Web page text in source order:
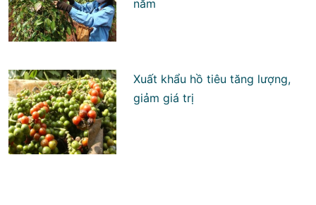
năm
Xuất khẩu hồ tiêu tăng lượng,
giảm giá trị